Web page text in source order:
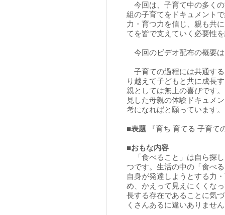
今回は、子育て中の多く
組の子育てをドキュメント
力・育つ力を信じ、親も共
てを皆で支えていく必要性
今回のビデオ配布の概要
子育ての過程には共通す
り越えて子どもと共に成長
親としては無上の喜びです
見した母親の体験ドキュメ
考になればと願っています。
■表題 『育ち 育てる 子育て
■おもな内容
「食べること」は自ら探
つです。生活の中の「食べ
自身が発達しようとする力
め、かえって見えにくくな
長する存在であることに気
くさんあるに違いありませ